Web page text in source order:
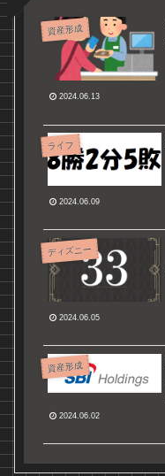
資産形成
2024.06.13
ライフ
2024.06.09
ディズニー
2024.06.05
資産形成
2024.06.02